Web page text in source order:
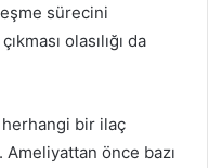
sürecini
olasılığı da
herhangi bir ilaç
önce bazı